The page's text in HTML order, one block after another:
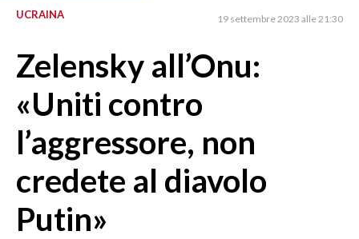
MEDIO CAMPIDANO
ORISTANO E PROVINCIA
GALLURA
NUORO E PROVINCIA
OGLIASTRA
AGENDA
UCRAINA 19 settembre 2023 alle 21:30
Zelensky all’Onu:
«Uniti contro
l’aggressore, non
credete al diavolo
Putin»